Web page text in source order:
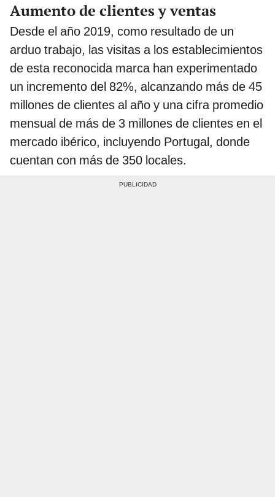
Aumento de clientes y ventas
Desde el año 2019, como resultado de un
arduo trabajo, las visitas a los establecimientos
de esta reconocida marca han experimentado
un incremento del 82%, alcanzando más de 45
millones de clientes al año y una cifra promedio
mensual de más de 3 millones de clientes en el
mercado ibérico, incluyendo Portugal, donde
cuentan con más de 350 locales.